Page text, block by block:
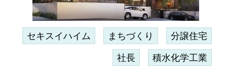
セキスイハイム まちづくり 分譲住宅
社長 積水化学工業